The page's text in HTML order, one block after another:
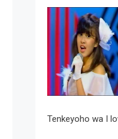
Tenkeyoho wa I